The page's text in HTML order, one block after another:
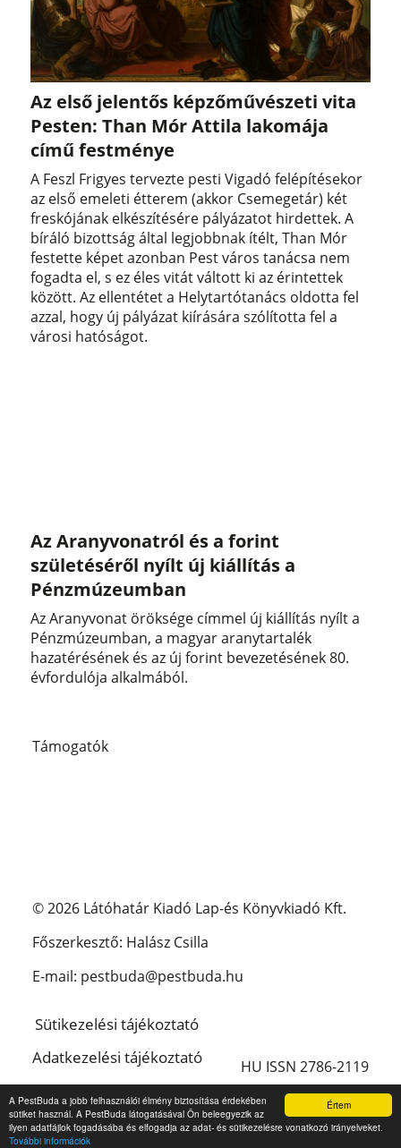
Értem
A PestBuda a jobb felhasználói élmény biztosítása érdekében
sütiket használ. A PestBuda látogatásával Ön beleegyezik az
ilyen adatfájlok fogadásába és elfogadja az adat- és sütikezelésre vonatkozó irányelveket.
További információk
Az első jelentős képzőművészeti vita
Pesten: Than Mór Attila lakomája
című festménye
A Feszl Frigyes tervezte pesti Vigadó felépítésekor
az első emeleti étterem (akkor Csemegetár) két
freskójának elkészítésére pályázatot hirdettek. A
bíráló bizottság által legjobbnak ítélt, Than Mór
festette képet azonban Pest város tanácsa nem
fogadta el, s ez éles vitát váltott ki az érintettek
között. Az ellentétet a Helytartótanács oldotta fel
azzal, hogy új pályázat kiírására szólította fel a
városi hatóságot.
Az Aranyvonatról és a forint
születéséről nyílt új kiállítás a
Pénzmúzeumban
Az Aranyvonat öröksége címmel új kiállítás nyílt a
Pénzmúzeumban, a magyar aranytartalék
hazatérésének és az új forint bevezetésének 80.
évfordulója alkalmából.
Támogatók
© 2026 Látóhatár Kiadó Lap-és Könyvkiadó Kft.
Főszerkesztő: Halász Csilla
E-mail: pestbuda@pestbuda.hu
Sütikezelési tájékoztató
Adatkezelési tájékoztató
Impresszum
English
HU ISSN 2786-2119